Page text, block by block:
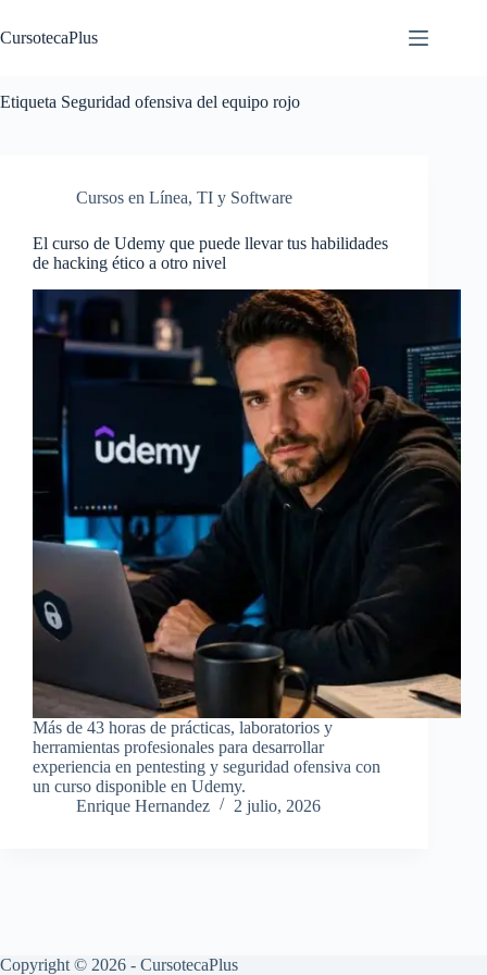
al
contenido
CursotecaPlus
Etiqueta Seguridad ofensiva del equipo rojo
Cursos en Línea, TI y Software
El curso de Udemy que puede llevar tus habilidades
de hacking ético a otro nivel
Más de 43 horas de prácticas, laboratorios y
herramientas profesionales para desarrollar
experiencia en pentesting y seguridad ofensiva con
un curso disponible en Udemy.
Enrique Hernandez
2 julio, 2026
Copyright © 2026 - CursotecaPlus